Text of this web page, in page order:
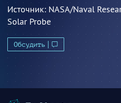
Источник:NASA/Naval
Solar Probe
Обсудить